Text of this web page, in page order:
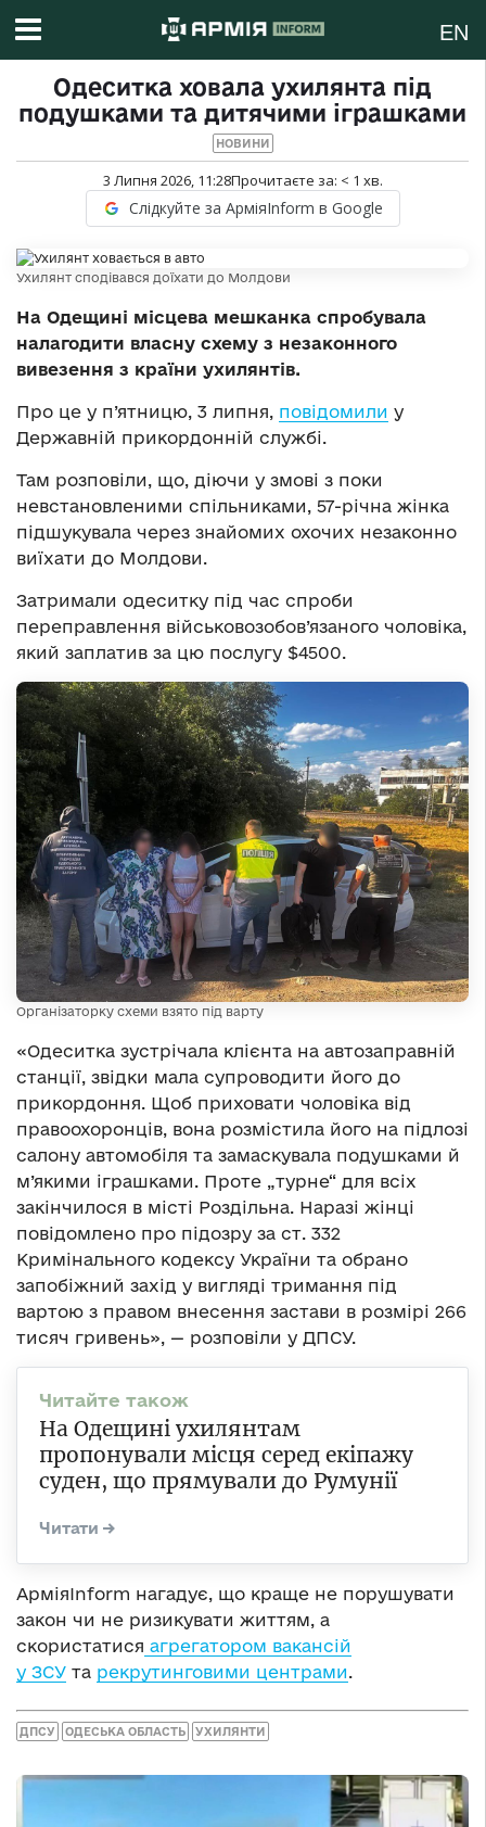
EN
Одеситка ховала ухилянта під
подушками та дитячими іграшками
НОВИНИ
3 Липня 2026, 11:28Прочитаєте за: < 1 хв.
Слідкуйте за АрміяInform в Google
Ухилянт сподівався доїхати до Молдови
На Одещині місцева мешканка спробувала
налагодити власну схему з незаконного
вивезення з країни ухилянтів.
Про це у п’ятницю, 3 липня, повідомили у
Державній прикордонній службі.
Там розповіли, що, діючи у змові з поки
невстановленими спільниками, 57-річна жінка
підшукувала через знайомих охочих незаконно
виїхати до Молдови.
Затримали одеситку під час спроби
переправлення військовозобов’язаного чоловіка,
який заплатив за цю послугу $4500.
Організаторку схеми взято під варту
«Одеситка зустрічала клієнта на автозаправній
станції, звідки мала супроводити його до
прикордоння. Щоб приховати чоловіка від
правоохоронців, вона розмістила його на підлозі
салону автомобіля та замаскувала подушками й
м’якими іграшками. Проте „турне“ для всіх
закінчилося в місті Роздільна. Наразі жінці
повідомлено про підозру за ст. 332
Кримінального кодексу України та обрано
запобіжний захід у вигляді тримання під
вартою з правом внесення застави в розмірі 266
тисяч гривень», — розповіли у ДПСУ.
На Одещині ухилянтам
пропонували місця серед екіпажу
суден, що прямували до Румунії
АрміяInform нагадує, що краще не порушувати
закон чи не ризикувати життям, а
скористатися агрегатором вакансій
у ЗСУ та рекрутинговими центрами.
ДПСУ ОДЕСЬКА ОБЛАСТЬ УХИЛЯНТИ